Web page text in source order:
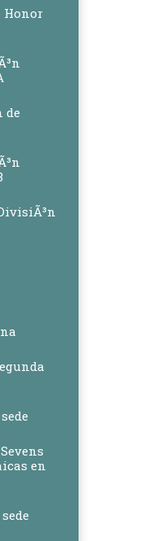
Honor
de
en